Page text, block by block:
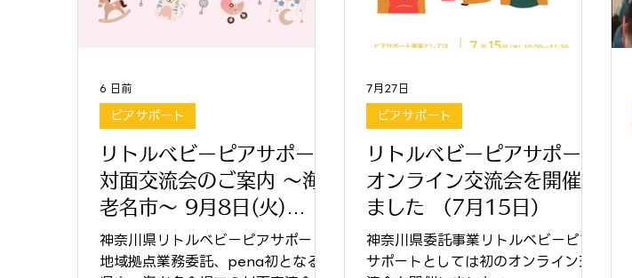
リトルベビーピアサポート
対面交流会のご案内 ～海
老名市～ 9月8日(火)
10:00～12:00 場所:海老
名市文化会館
神奈川県リトルベビーピアサポート
地域拠点業務委託、pena初となる、
ピアサポート
6 日前
リトルベビーピアサポート
オンライン交流会を開催し
ました （7月15日）
神奈川県委託事業リトルベビーピア
サポートとしては初のオンライン交
ピアサポート
7月27日